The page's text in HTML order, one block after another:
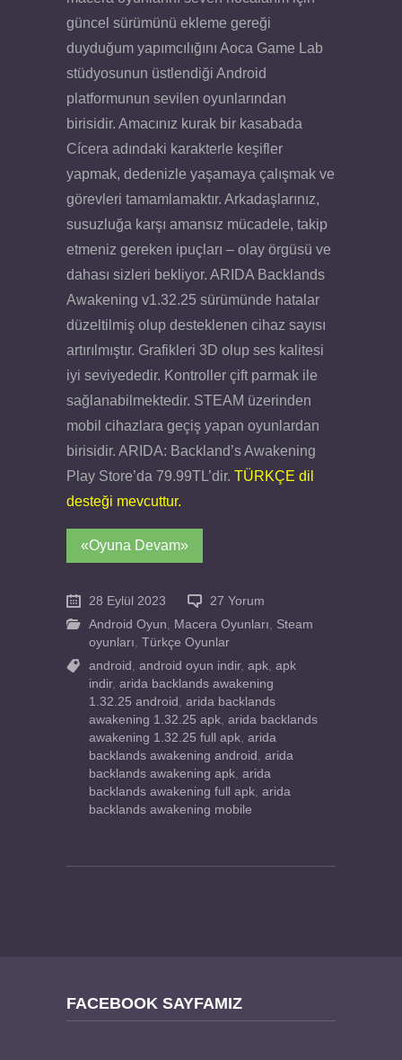
güncel sürümünü ekleme gereği
duyduğum yapımcılığını Aoca Game Lab
stüdyosunun üstlendiği Android
platformunun sevilen oyunlarından
birisidir. Amacınız kurak bir kasabada
Cícera adındaki karakterle keşifler
yapmak, dedenizle yaşamaya çalışmak ve
görevleri tamamlamaktır. Arkadaşlarınız,
susuzluğa karşı amansız mücadele, takip
etmeniz gereken ipuçları – olay örgüsü ve
dahası sizleri bekliyor. ARIDA Backlands
Awakening v1.32.25 sürümünde hatalar
düzeltilmiş olup desteklenen cihaz sayısı
artırılmıştır. Grafikleri 3D olup ses kalitesi
iyi seviyededir. Kontroller çift parmak ile
sağlanabilmektedir. STEAM üzerinden
mobil cihazlara geçiş yapan oyunlardan
birisidir. ARIDA: Backland’s Awakening
Play Store’da 79.99TL’dir. TÜRKÇE dil
desteği mevcuttur.
«Oyuna Devam»
28 Eylül 2023
27 Yorum
Android Oyun
Macera Oyunları
Steam
oyunları Türkçe Oyunlar
android
android oyun indir, apk apk
indir, arida backlands awakening
1.32.25 android
arida backlands
awakening 1.32.25 apk arida backlands
awakening 1.32.25 full apk arida
backlands awakening android
arida
backlands awakening apk arida
backlands awakening full apk arida
backlands awakening mobile
FACEBOOK SAYFAMIZ